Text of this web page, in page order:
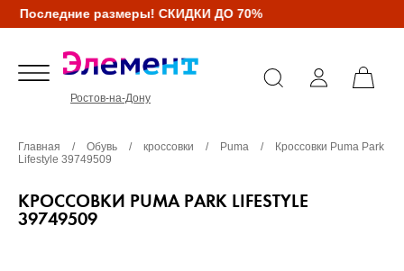
Последние размеры! СКИДКИ ДО 70%
Ростов-на-Дону
Главная / Обувь / кроссовки / Puma /
Кроссовки Puma Park
Lifestyle 39749509
КРОССОВКИ PUMA PARK LIFESTYLE
39749509